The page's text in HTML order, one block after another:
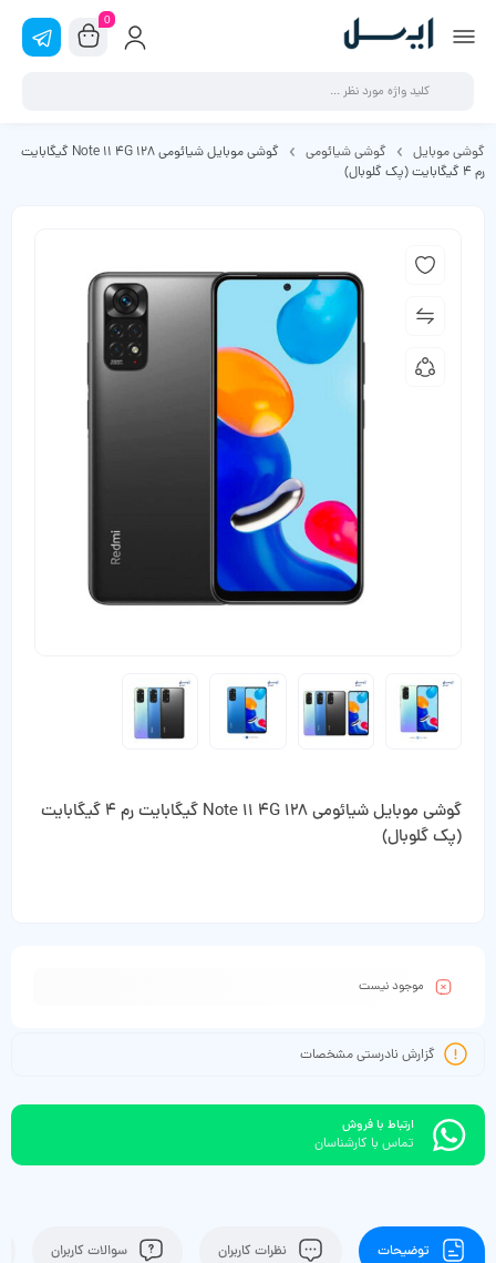
0
گوشی موبایل گوشی شیائومی
گوشی موبایل شیائومی Note 11 4G 128 گیگابایت
رم 4 گیگابایت (پک گلوبال)
گوشی موبایل شیائومی Note 11 4G 128 گیگابایت رم 4 گیگابایت
(پک گلوبال)
موجود نیست
گزارش نادرستی مشخصات
ارتباط با فروش
تماس با کارشناسان
توضیحات نظرات کاربران سوالات کاربران